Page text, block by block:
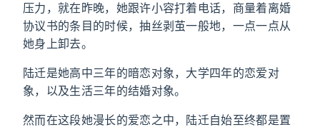
压力，就在昨晚，她跟许小容打着电话，商量着离婚
协议书的条目的时候，抽丝剥茧一般地，一点一点从
她身上卸去。
陆迁是她高中三年的暗恋对象，大学四年的恋爱对
象，以及生活三年的结婚对象。
然而在这段她漫长的爱恋之中，陆迁自始至终都是置